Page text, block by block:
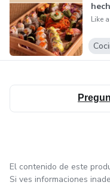
Like
El contenido de este
Si ves informaciones